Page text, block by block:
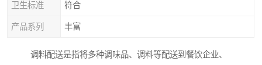
卫生标准 符合
产品系列 丰富
调料配送是指将多种调味品、调料等配送到餐饮企业、